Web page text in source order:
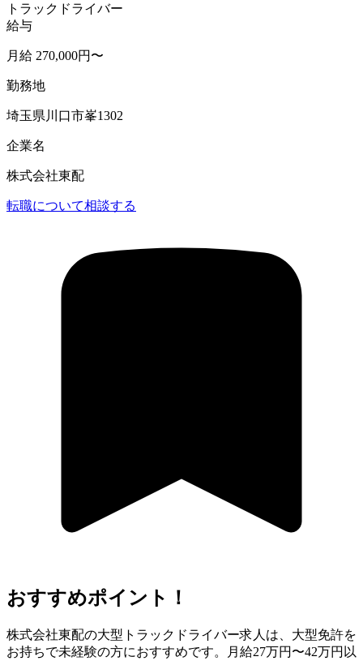
トラックドライバー
給与
月給 270,000円〜
勤務地
埼玉県川口市峯1302
企業名
株式会社東配
転職について相談する
おすすめポイント！
株式会社東配の大型トラックドライバー求人は、大型免許を
お持ちで未経験の方におすすめです。月給27万円〜42万円以